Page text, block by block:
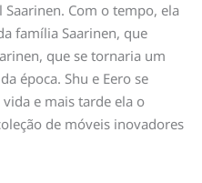
Saarinen. Com o tempo, ela
família Saarinen, que
que se tornaria um
época. Shu e Eero se
e mais tarde ela o
de móveis inovadores